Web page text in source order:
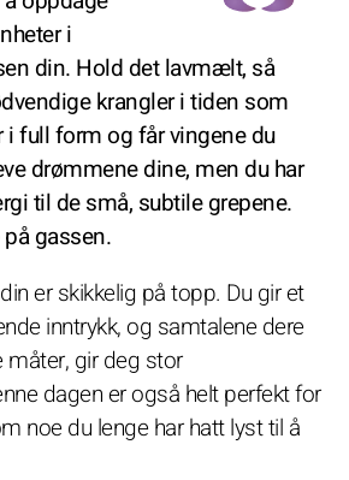
i
din. Hold det lavmælt, så
krangler i tiden som
i full form og får vingene du
drømmene dine, men du har
til de små, subtile grepene.
gassen.
er skikkelig på topp. Du gir et
inntrykk, og samtalene dere
måter, gir deg stor
dagen er også helt perfekt for
noe du lenge har hatt lyst til å